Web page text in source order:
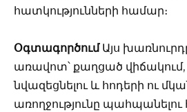
հատկությունների համար։
ՕգտագործումԱյս
առավոտ՝ քաղցած վիճակում,
նվազեցնելու և հոդերի ու
առողջությունը պահպանելու